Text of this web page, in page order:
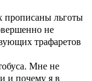
прописаны льготы
не
трафаретов
Мне не
и почему я в